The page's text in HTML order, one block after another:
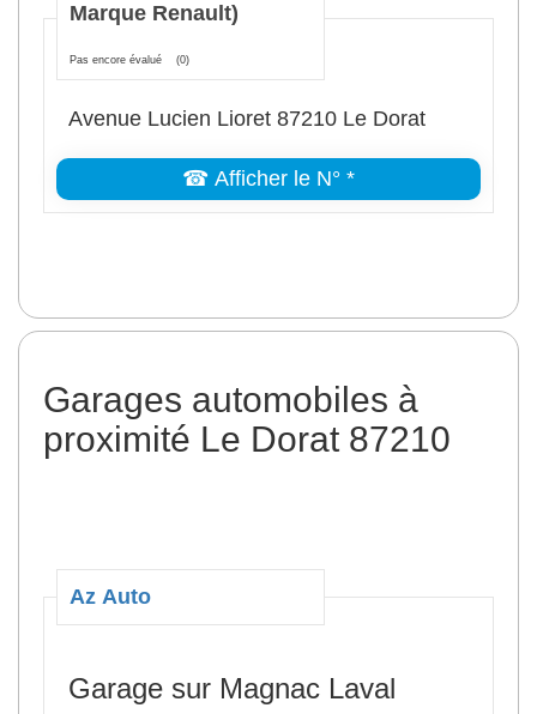
Marque Renault)
Pas encore évalué (0)
Avenue Lucien Lioret 87210 Le Dorat
☎ Afficher le N° *
Garages automobiles à
proximité Le Dorat 87210
Az Auto
Garage sur Magnac Laval